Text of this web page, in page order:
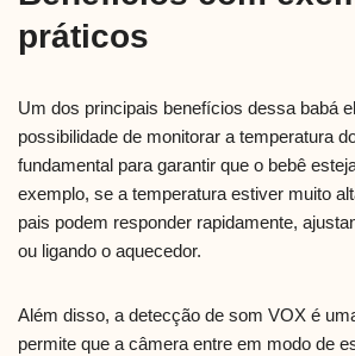
práticos
Um dos principais benefícios dessa babá
possibilidade de monitorar a temperatura
fundamental para garantir que o bebê
exemplo, se a temperatura estiver muito
pais podem responder rapidamente,
ou ligando o aquecedor.
Além disso, a detecção de som VOX é
permite que a câmera entre em modo de